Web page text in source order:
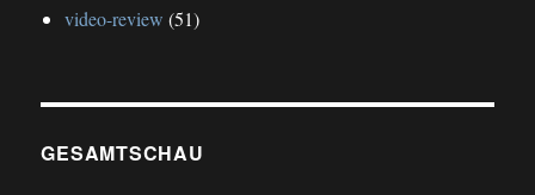
video-review (51)
GESAMTSCHAU